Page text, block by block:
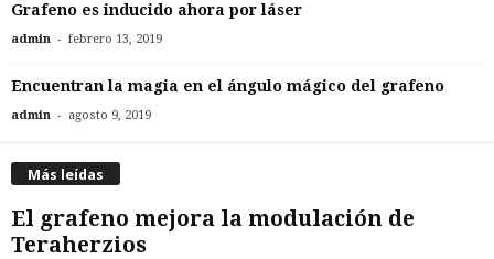
Grafeno es inducido ahora por láser
admin - febrero 13, 2019
Encuentran la magia en el ángulo mágico del grafeno
admin - agosto 9, 2019
Más leídas
El grafeno mejora la modulación de
Teraherzios